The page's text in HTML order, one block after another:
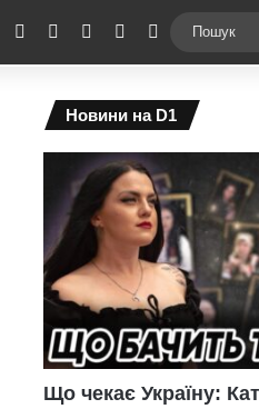
Facebook YouTubeInstagramTelegramSwitch skin
Новини на D1
Що чекає Україну: